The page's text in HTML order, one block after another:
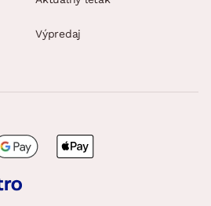
Výpredaj